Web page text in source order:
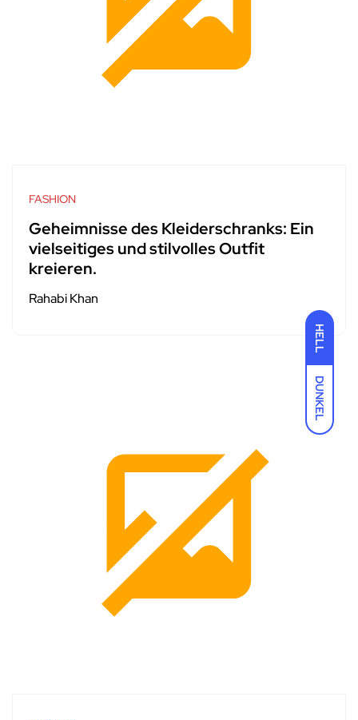
HELL
DUNKEL
FASHION
Geheimnisse des Kleiderschranks: Ein
vielseitiges und stilvolles Outfit
kreieren.
Rahabi Khan